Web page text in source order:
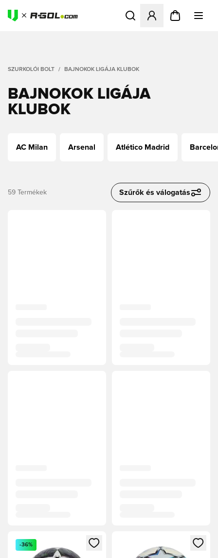
Megnyit egy modált a
SZURKOLÓI BOLT BAJNOKOK LIGÁJA KLUBOK
BAJNOKOK LIGÁJA
KLUBOK
AC Milan Arsenal Atlético Madrid
59 Termékek Szűrők és válogatás
Megnyit egy modált a bejelentkezéshez vagy a tagként
-36%
Megnyit egy modált a